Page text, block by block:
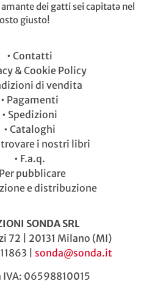
dei gatti sei capitatə nel
giusto!
• Contatti
& Cookie Policy
di vendita
• Pagamenti
• Spedizioni
• Cataloghi
trovare i nostri libri
• F.a.q.
Per pubblicare
e distribuzione
SONDA SRL
72 | 20131 Milano (MI)
| sonda@sonda.it
IVA: 06598810015